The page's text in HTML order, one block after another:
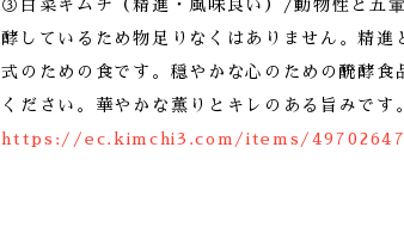
③白菜キムチ（精進・風味良い）/動物性と五
酵しているため物足りなくはありません。精
式のための食です。穏やかな心のための醗酵食
ください。華やかな薫りとキレのある旨みです
https://ec.kimchi3.com/items/49702647